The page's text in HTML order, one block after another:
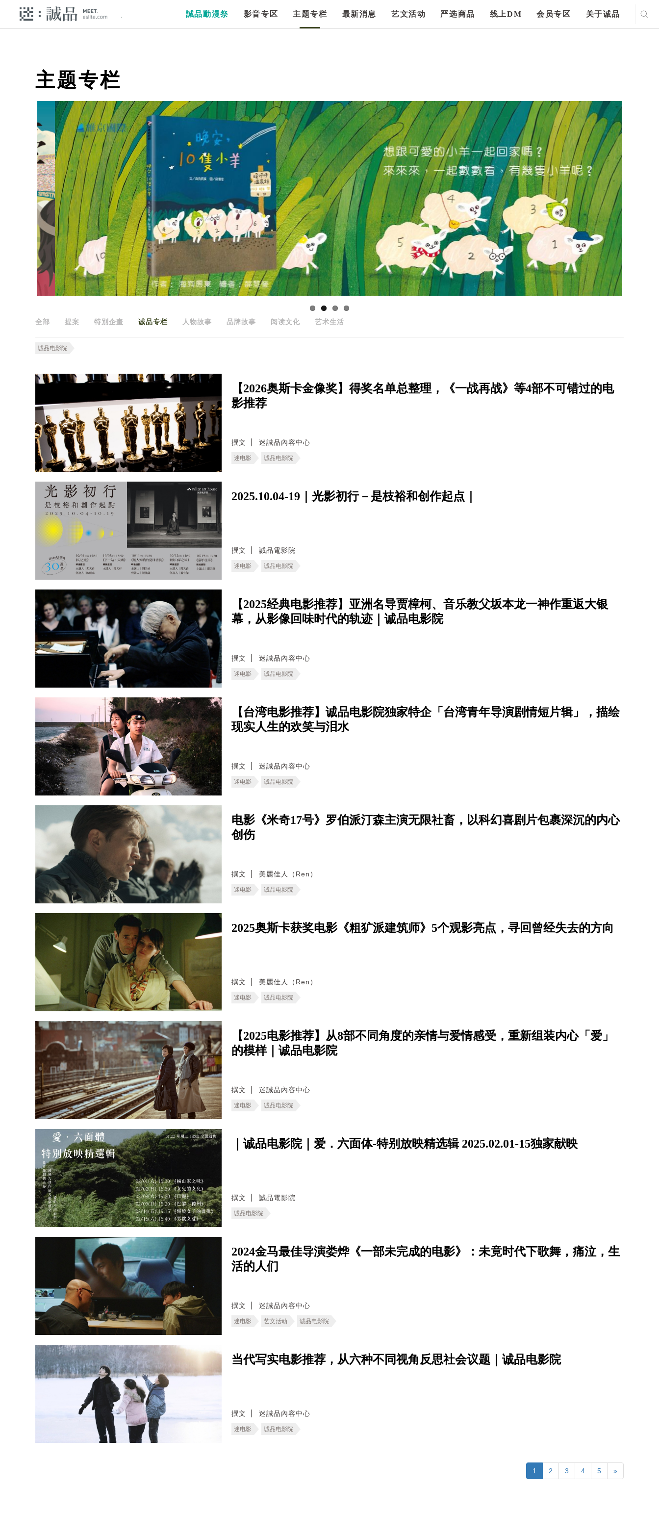
誠品動漫祭 影音专区 主题专栏 最新消息 艺文活动 严选商品 线上DM 会员专区 关于诚品
主题专栏
全部 提案 特別企畫 诚品专栏 人物故事 品牌故事 阅读文化 艺术生活
诚品电影院
【2026奥斯卡金像奖】得奖名单总整理，《一战再战》等4部不可错过的电
影推荐
撰文 迷誠品內容中心
迷电影 诚品电影院
2025.10.04-19｜光影初行－是枝裕和创作起点｜
撰文 誠品電影院
迷电影 诚品电影院
【2025经典电影推荐】亚洲名导贾樟柯、音乐教父坂本龙一神作重返大银
幕，从影像回味时代的轨迹｜诚品电影院
撰文 迷誠品內容中心
迷电影 诚品电影院
【台湾电影推荐】诚品电影院独家特企「台湾青年导演剧情短片辑」，描绘
现实人生的欢笑与泪水
撰文 迷誠品內容中心
迷电影 诚品电影院
电影《米奇17号》罗伯派汀森主演无限社畜，以科幻喜剧片包裹深沉的内心
创伤
撰文 美麗佳人（Ren）
迷电影 诚品电影院
2025奥斯卡获奖电影《粗犷派建筑师》5个观影亮点，寻回曾经失去的方向
撰文 美麗佳人（Ren）
迷电影 诚品电影院
【2025电影推荐】从8部不同角度的亲情与爱情感受，重新组装内心「爱」
的模样｜诚品电影院
撰文 迷誠品內容中心
迷电影 诚品电影院
｜诚品电影院｜爱．六面体-特别放映精选辑 2025.02.01-15独家献映
撰文 誠品電影院
诚品电影院
2024金马最佳导演娄烨《一部未完成的电影》：未竟时代下歌舞，痛泣，生
活的人们
撰文 迷誠品內容中心
迷电影 艺文活动 诚品电影院
当代写实电影推荐，从六种不同视角反思社会议题｜诚品电影院
撰文 迷誠品內容中心
迷电影 诚品电影院
1 2 3 4 5 »